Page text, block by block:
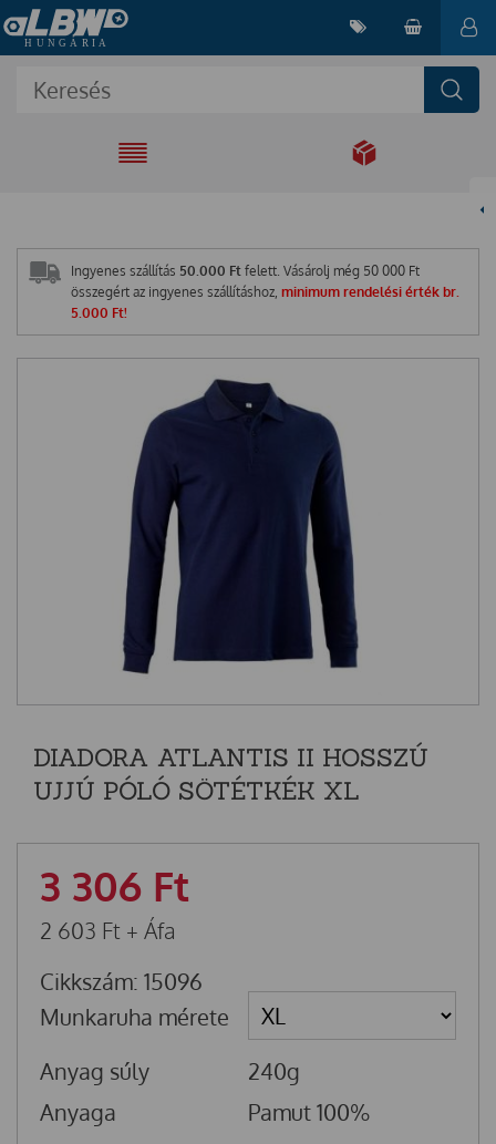
EGYÜTT A
Ingyenes szállítás 50.000 Ft felett. Vásárolj még 50 000 Ft
összegért az ingyenes szállításhoz, minimum rendelési érték br.
5.000 Ft!
DIADORA ATLANTIS II HOSSZÚ
UJJÚ PÓLÓ SÖTÉTKÉK XL
3 306 Ft
2 603 Ft + Áfa
Cikkszám: 15096
Munkaruha mérete
Anyag súly
240g
Anyaga
Pamut 100%